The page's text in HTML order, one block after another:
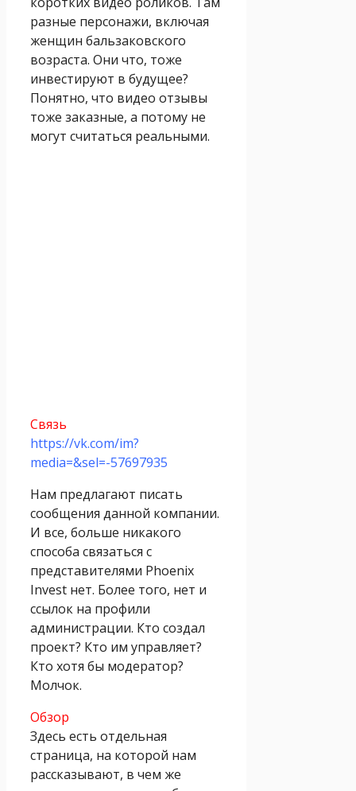
разные персонажи, включая
женщин бальзаковского
возраста. Они что, тоже
инвестируют в будущее?
Понятно, что видео отзывы
тоже заказные, а потому не
могут считаться реальными.
Связь
https://vk.com/im?
media=&sel=-57697935
Нам предлагают писать
сообщения данной компании.
И все, больше никакого
способа связаться с
представителями Phoenix
Invest нет. Более того, нет и
ссылок на профили
администрации. Кто создал
проект? Кто им управляет?
Кто хотя бы модератор?
Молчок.
Обзор
Здесь есть отдельная
страница, на которой нам
рассказывают, в чем же